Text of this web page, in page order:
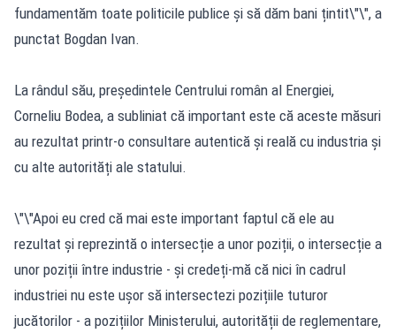
fundamentăm toate politicile publice și să dăm bani țintit\"\", a
punctat Bogdan Ivan.
La rândul său, președintele Centrului român al Energiei,
Corneliu Bodea, a subliniat că important este că aceste măsuri
au rezultat printr-o consultare autentică și reală cu industria și
cu alte autorități ale statului.
\"\"Apoi eu cred că mai este important faptul că ele au
rezultat și reprezintă o intersecție a unor poziții, o intersecție a
unor poziții între industrie - și credeți-mă că nici în cadrul
industriei nu este ușor să intersectezi pozițiile tuturor
jucătorilor - a pozițiilor Ministerului, autorității de reglementare,